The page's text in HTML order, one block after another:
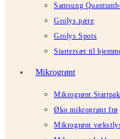
Samsung
Grolys pære
Grolys Spots
Startersæt til
Mikrogrønt
Mikrogrønt
Øko mikrogrønt frø
Mikrogrønt